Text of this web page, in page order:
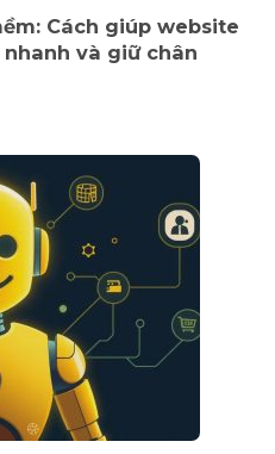
Cách giúp website
và giữ chân